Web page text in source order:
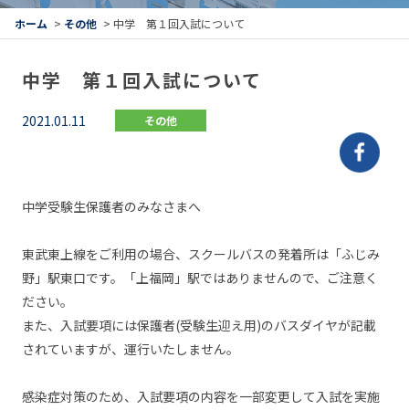
ホーム > その他 > 中学 第１回入試について
中学 第１回入試について
2021.01.11 その他
中学受験生保護者のみなさまへ
東武東上線をご利用の場合、スクールバスの発着所は「ふじみ
野」駅東口です。「上福岡」駅ではありませんので、ご注意く
ださい。
また、入試要項には保護者(受験生迎え用)のバスダイヤが記載
されていますが、運行いたしません。
感染症対策のため、入試要項の内容を一部変更して入試を実施